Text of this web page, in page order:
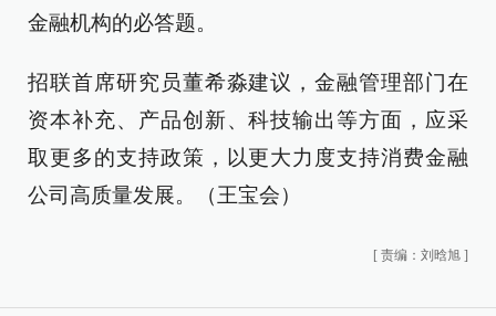
金融机构的必答题。
招联首席研究员董希淼建议，金融管理部门在
资本补充、产品创新、科技输出等方面，应采
取更多的支持政策，以更大力度支持消费金融
公司高质量发展。（王宝会）
[ 责编：刘晗旭 ]